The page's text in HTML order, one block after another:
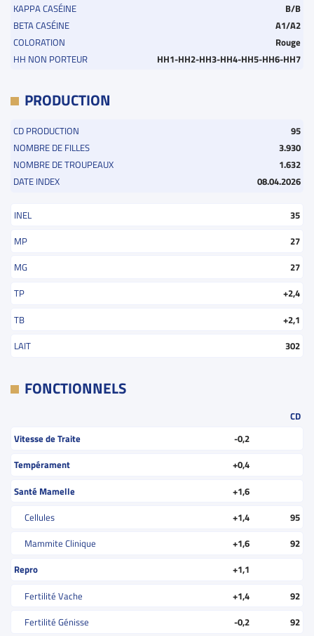
KAPPA CASÉINE
B/B
BETA CASÉINE
A1/A2
COLORATION
Rouge
HH NON PORTEUR
HH1-HH2-HH3-HH4-HH5-HH6-HH7
PRODUCTION
CD PRODUCTION
95
NOMBRE DE FILLES
3.930
NOMBRE DE TROUPEAUX
1.632
DATE INDEX
08.04.2026
INEL
35
MP
27
MG
27
TP
+2,4
TB
+2,1
LAIT
302
FONCTIONNELS
CD
Vitesse de Traite
-0,2
Tempérament
+0,4
Santé Mamelle
+1,6
Cellules
+1,4
95
Mammite Clinique
+1,6
92
Repro
+1,1
Fertilité Vache
+1,4
92
Fertilité Génisse
-0,2 92